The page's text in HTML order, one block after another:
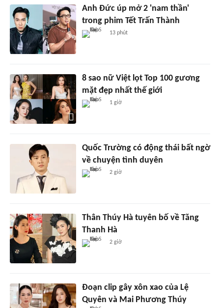
Anh Đức úp mở 2 'nam thần'
trong phim Tết Trấn Thành
13 phút
8 sao nữ Việt lọt Top 100 gương
mặt đẹp nhất thế giới
1 giờ
Quốc Trường có động thái bất ngờ
về chuyện tình duyên
2 giờ
Thân Thúy Hà tuyên bố về Tăng
Thanh Hà
2 giờ
Đoạn clip gây xôn xao của Lệ
Quyên và Mai Phương Thúy